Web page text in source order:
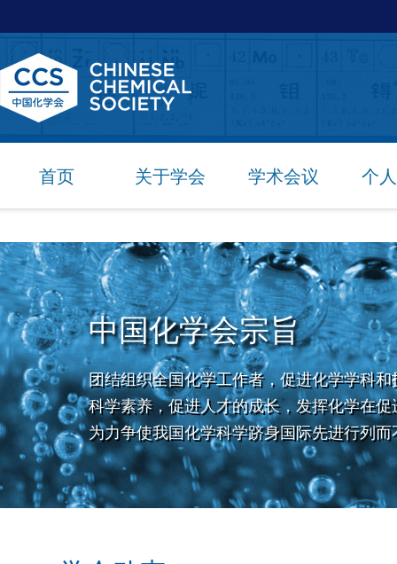
首页 关于学会 学术会议 个
中国化学会宗旨
团结组织全国化学工作者，促进化学学科
科学素养，促进人才的成长，发挥化学在
为力争使我国化学科学跻身国际先进行列